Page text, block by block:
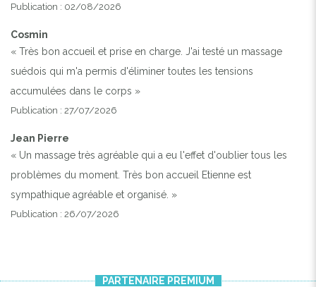
Publication : 02/08/2026
Cosmin
« Très bon accueil et prise en charge. J'ai testé un massage
suédois qui m'a permis d'éliminer toutes les tensions
accumulées dans le corps »
Publication : 27/07/2026
Jean Pierre
« Un massage très agréable qui a eu l'effet d'oublier tous les
problèmes du moment. Très bon accueil Etienne est
sympathique agréable et organisé. »
Publication : 26/07/2026
PARTENAIRE PREMIUM